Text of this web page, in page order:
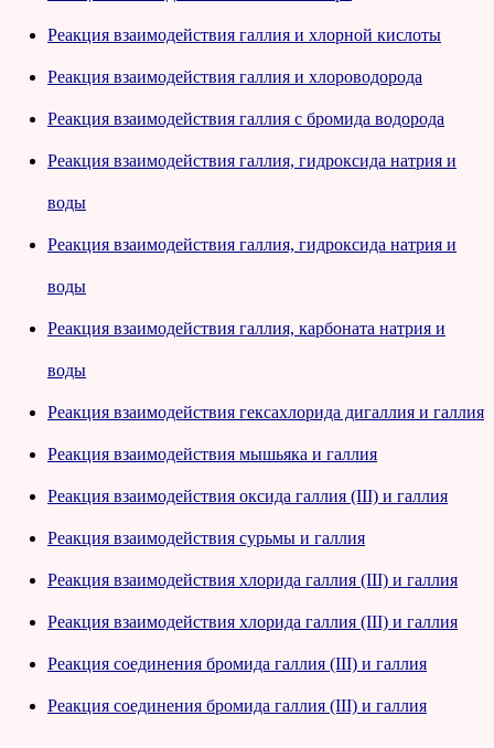
Реакция взаимодействия галлия и хлорной кислоты
Реакция взаимодействия галлия и хлороводорода
Реакция взаимодействия галлия с бромида водорода
Реакция взаимодействия галлия, гидроксида натрия и
воды
Реакция взаимодействия галлия, гидроксида натрия и
воды
Реакция взаимодействия галлия, карбоната натрия и
воды
Реакция взаимодействия гексахлорида дигаллия и галлия
Реакция взаимодействия мышьяка и галлия
Реакция взаимодействия оксида галлия (III) и галлия
Реакция взаимодействия сурьмы и галлия
Реакция взаимодействия хлорида галлия (III) и галлия
Реакция взаимодействия хлорида галлия (III) и галлия
Реакция соединения бромида галлия (III) и галлия
Реакция соединения бромида галлия (III) и галлия